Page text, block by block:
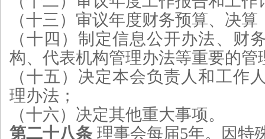
（十三）审议年度财务预算、决算
（十四）制定信息公开办法、财
构、代表机构管理办法等重要的管
（十五）决定本会负责人和工作
理办法；
（十六）决定其他重大事项。
第二十八条 理事会每届5年。因特